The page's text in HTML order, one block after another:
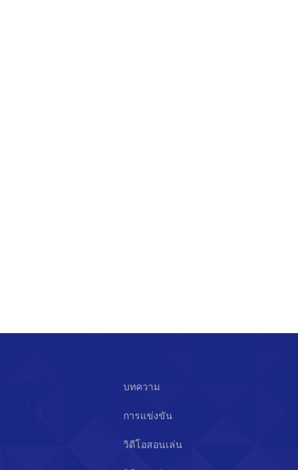
บทความ
การแข่งขัน
วิดีโอสอนเล่น